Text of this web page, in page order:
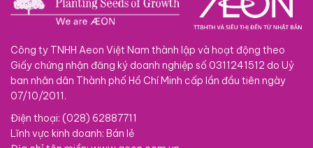
Công ty TNHH Aeon Việt Nam thành lập và hoạt động theo
Giấy chứng nhận đăng ký doanh nghiệp số 0311241512 do Uỷ
ban nhân dân Thành phố Hồ Chí Minh cấp lần đầu tiên ngày
07/10/2011.
Điện thoại: (028) 62887711
Lĩnh vực kinh doanh: Bán lẻ